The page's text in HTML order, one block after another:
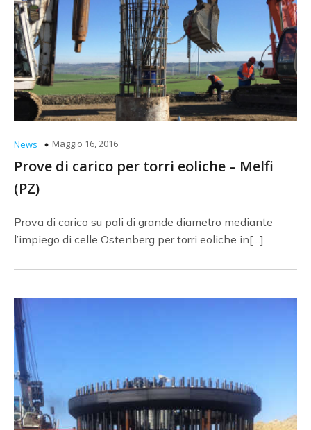
News Maggio 16, 2016
Prove di carico per torri eoliche – Melfi
(PZ)
Prova di carico su pali di grande diametro mediante
l’impiego di celle Ostenberg per torri eoliche in[…]